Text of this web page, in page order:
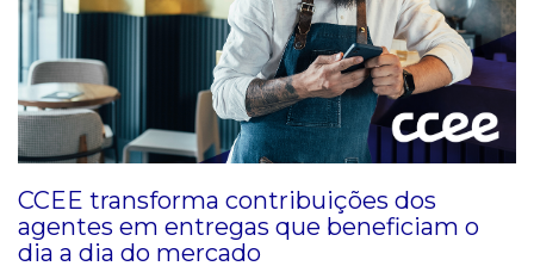
CCEE transforma contribuições dos
agentes em entregas que beneficiam o
dia a dia do mercado